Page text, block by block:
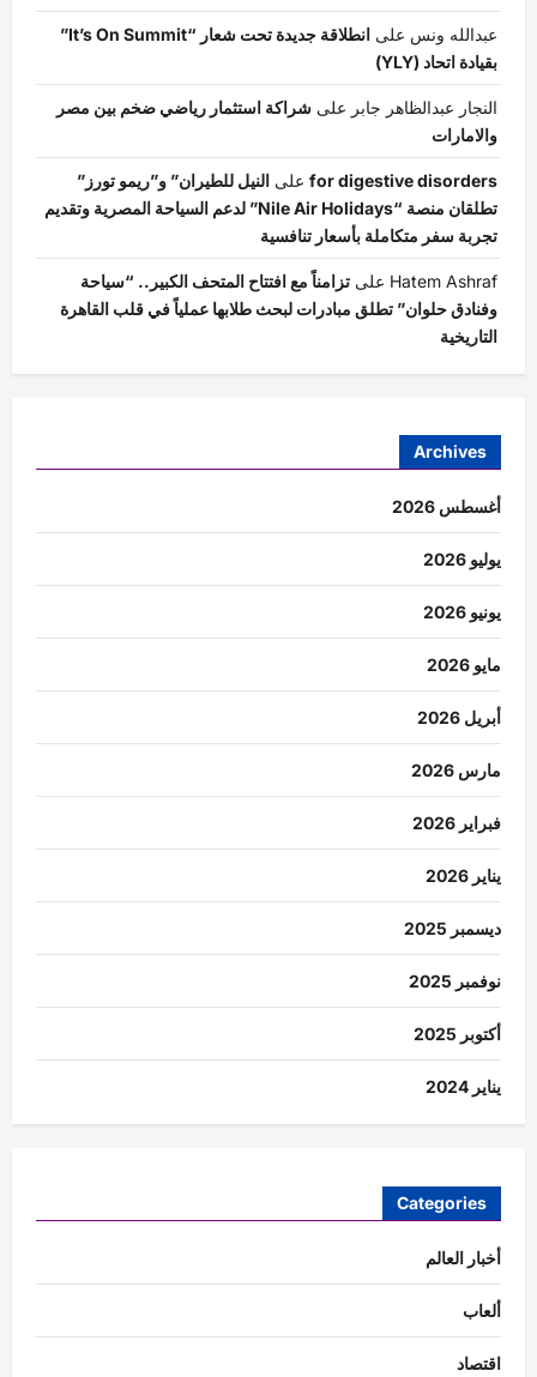
عبدالله ونس على
انطلاقة جديدة تحت شعار “It’s On Summit”
بقيادة اتحاد (YLY)
النجار عبدالظاهر جابر على شراكة استثمار رياضي ضخم بين مصر
والامارات
for digestive disorders على النيل للطيران” و”ريمو تورز”
تطلقان منصة “Nile Air Holidays” لدعم السياحة المصرية وتقديم
تجربة سفر متكاملة بأسعار تنافسية
Hatem Ashraf على تزامناً مع افتتاح المتحف الكبير.. “سياحة
وفنادق حلوان” تطلق مبادرات لبحث طلابها عملياً في قلب القاهرة
التاريخية
Archives
أغسطس 2026
يوليو 2026
يونيو 2026
مايو 2026
أبريل 2026
مارس 2026
فبراير 2026
يناير 2026
ديسمبر 2025
نوفمبر 2025
أكتوبر 2025
يناير 2024
Categories
أخبار العالم
ألعاب
اقتصاد